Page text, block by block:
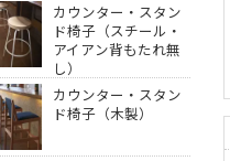
カウンター・スタン
ド椅子（スチール・
アイアン背もたれ無
し）
カウンター・スタン
ド椅子（木製）